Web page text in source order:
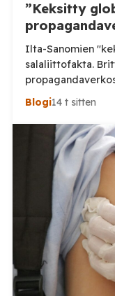
”Keksitty
Ilta-Sanomien
salaliittofakta.
Blogi14 t sitten